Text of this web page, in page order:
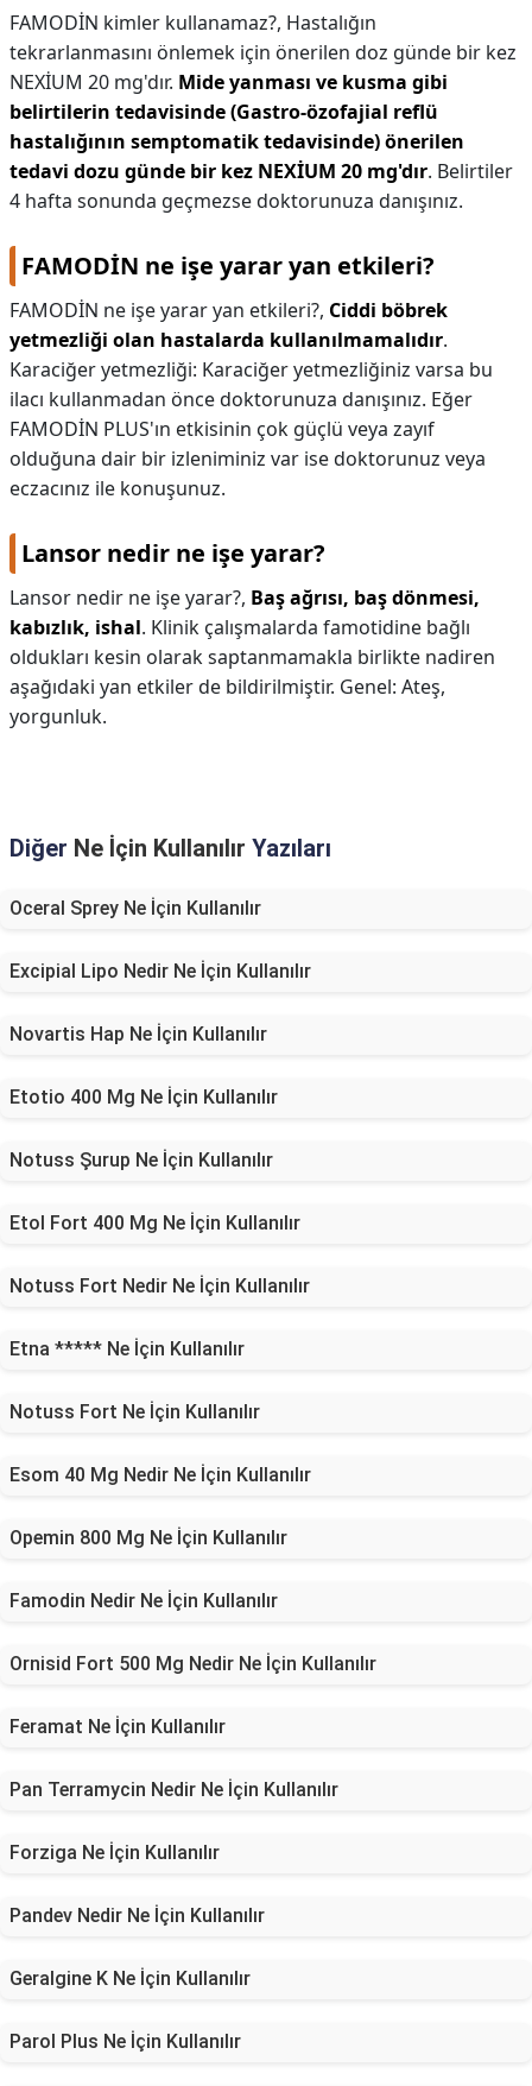
FAMODİN kimler kullanamaz?, Hastalığın
tekrarlanmasını önlemek için önerilen doz günde bir kez
NEXİUM 20 mg'dır. Mide yanması ve kusma gibi
belirtilerin tedavisinde (Gastro-özofajial reflü
hastalığının semptomatik tedavisinde) önerilen
tedavi dozu günde bir kez NEXİUM 20 mg'dır. Belirtiler
4 hafta sonunda geçmezse doktorunuza danışınız.
FAMODİN ne işe yarar yan etkileri?
FAMODİN ne işe yarar yan etkileri?, Ciddi böbrek
yetmezliği olan hastalarda kullanılmamalıdır.
Karaciğer yetmezliği: Karaciğer yetmezliğiniz varsa bu
ilacı kullanmadan önce doktorunuza danışınız. Eğer
FAMODİN PLUS'ın etkisinin çok güçlü veya zayıf
olduğuna dair bir izleniminiz var ise doktorunuz veya
eczacınız ile konuşunuz.
Lansor nedir ne işe yarar?
Lansor nedir ne işe yarar?, Baş ağrısı, baş dönmesi,
kabızlık, ishal. Klinik çalışmalarda famotidine bağlı
oldukları kesin olarak saptanmamakla birlikte nadiren
aşağıdaki yan etkiler de bildirilmiştir. Genel: Ateş,
yorgunluk.
Diğer Ne İçin Kullanılır Yazıları
Oceral Sprey Ne İçin Kullanılır
Excipial Lipo Nedir Ne İçin Kullanılır
Novartis Hap Ne İçin Kullanılır
Etotio 400 Mg Ne İçin Kullanılır
Notuss Şurup Ne İçin Kullanılır
Etol Fort 400 Mg Ne İçin Kullanılır
Notuss Fort Nedir Ne İçin Kullanılır
Etna ***** Ne İçin Kullanılır
Notuss Fort Ne İçin Kullanılır
Esom 40 Mg Nedir Ne İçin Kullanılır
Opemin 800 Mg Ne İçin Kullanılır
Famodin Nedir Ne İçin Kullanılır
Ornisid Fort 500 Mg Nedir Ne İçin Kullanılır
Feramat Ne İçin Kullanılır
Pan Terramycin Nedir Ne İçin Kullanılır
Forziga Ne İçin Kullanılır
Pandev Nedir Ne İçin Kullanılır
Geralgine K Ne İçin Kullanılır
Parol Plus Ne İçin Kullanılır